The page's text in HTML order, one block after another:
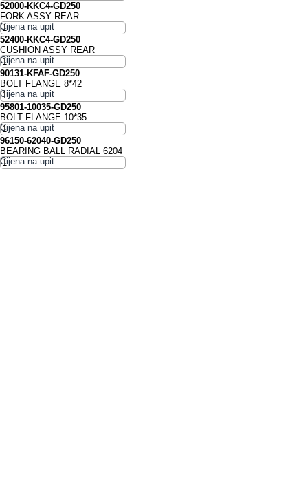
52000-KKC4-GD250
FORK ASSY REAR
52400-KKC4-GD250
CUSHION ASSY REAR
90131-KFAF-GD250
BOLT FLANGE 8*42
95801-10035-GD250
BOLT FLANGE 10*35
96150-62040-GD250
BEARING BALL RADIAL 6204